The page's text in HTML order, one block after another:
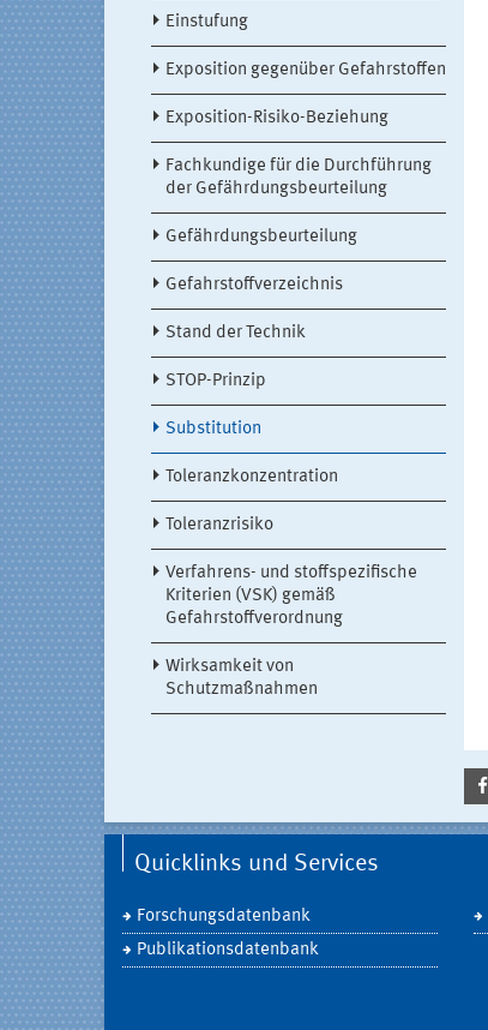
Einstufung
Exposition gegenüber Gefahrstoffen
Exposition-Risiko-Beziehung
Fachkundige für die Durchführung
der Gefährdungsbeurteilung
Gefährdungsbeurteilung
Gefahrstoffverzeichnis
Stand der Technik
STOP-Prinzip
Substitution
Toleranzkonzentration
Toleranzrisiko
Verfahrens- und stoffspezifische
Kriterien (VSK) gemäß
Gefahrstoffverordnung
Wirksamkeit von
Schutzmaßnahmen
Quicklinks und Services
Forschungsdatenbank
Publikationsdatenbank